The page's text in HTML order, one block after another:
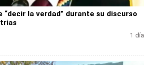
“decir la verdad” durante su discurso
1 día